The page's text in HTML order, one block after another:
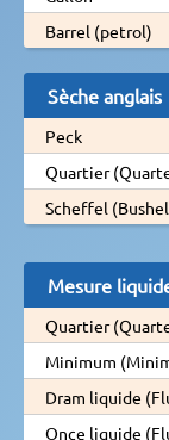
Barrel (petrol)
Sèche anglais
Peck
Quartier
Scheffel
Mesure
Quartier
Minimum
Dram liquide
Once liquide